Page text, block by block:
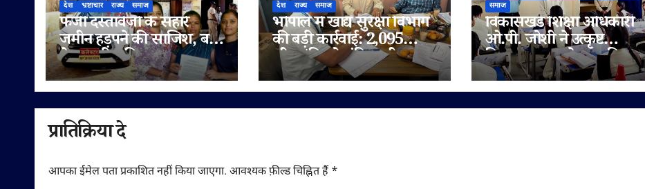
देश भ्रष्टाचार राज्य समाज
फर्जी दस्तावेजों के सहारे
जमीन हड़पने की साजिश, बहू
ने पटवारी सहित राजस्व
अधिकारियों पर लगाए
मिलीभगत के गंभीर आरोप
देश राज्य समाज
भोपाल में खाद्य सुरक्षा विभाग
की बड़ी कार्रवाई: 2,095
लीटर/किलो संदिग्ध घी जब्त,
सप्लाई चेन भी जांच के दायरे
में
समाज
विकासखंड शिक्षा अधिकारी
ओ.पी. जोशी ने उत्कृष्ट
विद्यालय जुन्नारदेव का किया
निरीक्षण, बोर्ड परीक्षार्थियों को
दिए सफलता के मंत्र
प्रातिक्रिया दे
आपका ईमेल पता प्रकाशित नहीं किया जाएगा. आवश्यक फ़ील्ड चिह्नित हैं *